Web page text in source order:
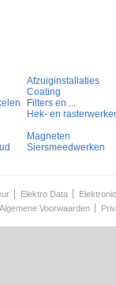
Afzuiginstallaties
Coating
Filters en ...
Hek- en
Magneten
Siersmeedwerken
Elektro Data
Algemene Voorwaarden